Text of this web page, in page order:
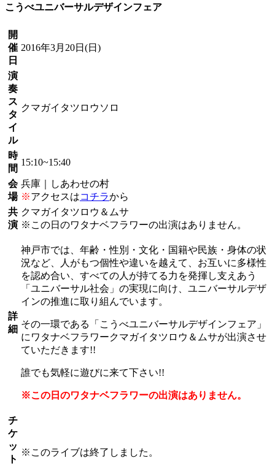
こうべユニバーサルデザインフェア
開
催
日
2016年3月20日 (日)
演
奏
ス
タ
イ
ル
クマガイタツロウソロ
時
間
15:10~15:40
会
場
兵庫｜しあわせの村
※アクセスはコチラから
共
演
クマガイタツロウ＆ムサ
※この日のワタナベフラワーの出演はありません。
詳
細
神戸市では、年齢・性別・文化・国籍や民族・身体の状
況など、人がもつ個性や違いを越えて、お互いに多様性
を認め合い、すべての人が持てる力を発揮し支えあう
「ユニバーサル社会」の実現に向け、ユニバーサルデザ
インの推進に取り組んでいます。
その一環である「こうべユニバーサルデザインフェア」
にワタナベフラワークマガイタツロウ＆ムサが出演させ
ていただきます!!
誰でも気軽に遊びに来て下さい!!
※この日のワタナベフラワーの出演はありません。
チ
ケ
ッ
ト
※ このライブは終了しました。